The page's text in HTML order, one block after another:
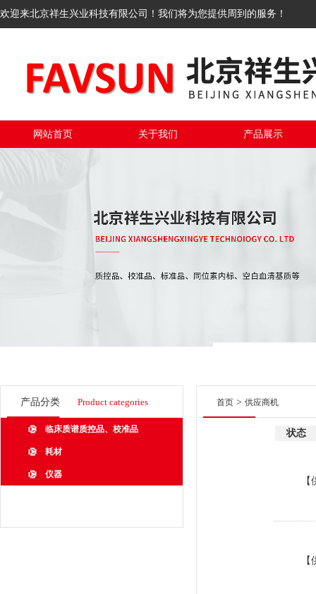
欢迎来北京祥生兴业科技有限公司！我们将为您提供周到的服务！
网站首页 关于我们 产品展示
产品分类 Product categories
临床质谱质控品、校准品
耗材
仪器
首页 > 供应商机
状态